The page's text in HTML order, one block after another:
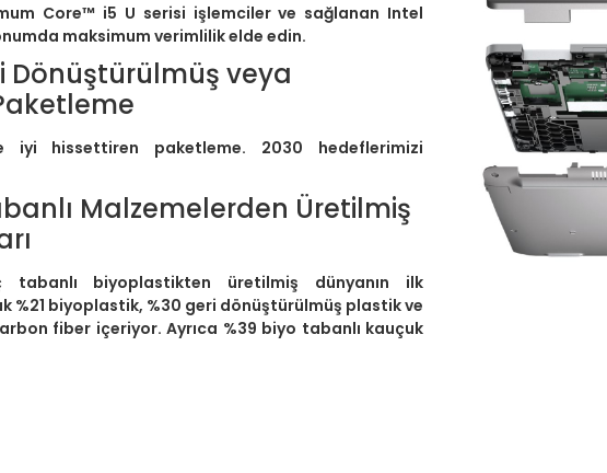
Core™ i5 U serisi işlemciler ve sağlanan Intel
maksimum verimlilik elde edin.
Dönüştürülmüş veya
iyi hissettiren paketleme. 2030 hedeflerimizi
Malzemelerden Üretilmiş
tabanlı biyoplastikten üretilmiş dünyanın ilk
%21 biyoplastik, %30 geri dönüştürülmüş plastik ve
fiber içeriyor. Ayrıca %39 biyo tabanlı kauçuk